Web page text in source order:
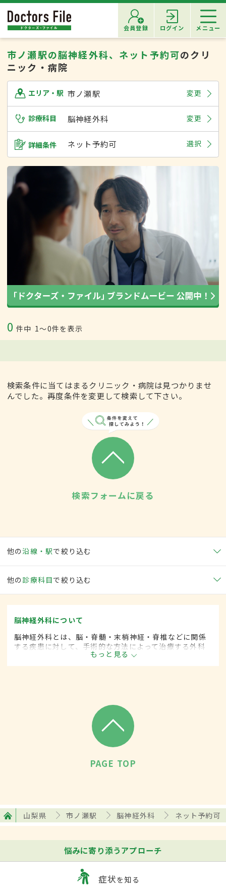
会員登録 ログイン メニュー
市ノ瀬駅の脳神経外科、ネット予約可のクリ
ニック・病院
エリア・駅 市ノ瀬駅 変更
診療科目 脳神経外科 変更
詳細条件 ネット予約可 選択
0 件中 1〜0件を表示
検索条件に当てはまるクリニック・病院は見つかりませ
んでした。再度条件を変更して検索して下さい。
検索フォームに戻る
他の沿線・駅で絞り込む
他の 診療科目で絞り込む
脳神経外科について
脳神経外科とは、脳・脊髄・末梢神経・脊椎などに関係
する疾患に対して、手術的な方法によって治療する外科
もっと見る
PAGE TOP
山梨県 市ノ瀬駅 脳神経外科 ネット予約可
悩みに寄り添うアプローチ
症状を知る